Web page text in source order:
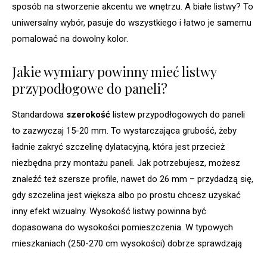
sposób na stworzenie akcentu we wnętrzu. A białe listwy? To
uniwersalny wybór, pasuje do wszystkiego i łatwo je samemu
pomalować na dowolny kolor.
Jakie wymiary powinny mieć listwy
przypodłogowe do paneli?
Standardowa szerokość listew przypodłogowych do paneli
to zazwyczaj 15-20 mm. To wystarczająca grubość, żeby
ładnie zakryć szczelinę dylatacyjną, która jest przecież
niezbędna przy montażu paneli. Jak potrzebujesz, możesz
znaleźć też szersze profile, nawet do 26 mm – przydadzą się,
gdy szczelina jest większa albo po prostu chcesz uzyskać
inny efekt wizualny. Wysokość listwy powinna być
dopasowana do wysokości pomieszczenia. W typowych
mieszkaniach (250-270 cm wysokości) dobrze sprawdzają